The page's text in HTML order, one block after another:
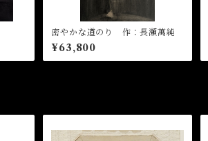
密やかな道のり 作：長瀬萬純
¥63,800